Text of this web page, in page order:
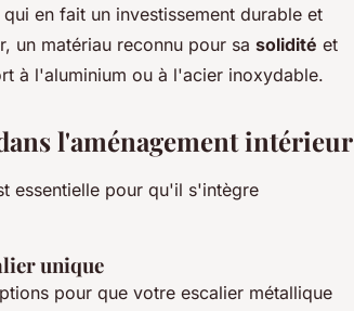
en fait un investissement durable et
un matériau reconnu pour sa solidité et
à l'aluminium ou à l'acier inoxydable.
l'aménagement intérieur
essentielle pour qu'il s'intègre
unique
pour que votre escalier métallique